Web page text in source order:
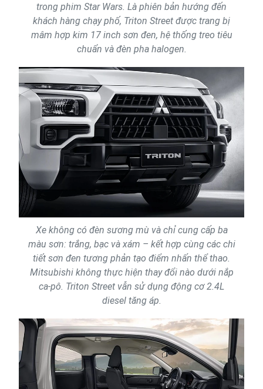
trong phim Star Wars. Là phiên bản hướng đến
khách hàng chạy phố, Triton Street được trang bị
mâm hợp kim 17 inch sơn đen, hệ thống treo tiêu
chuẩn và đèn pha halogen.
Xe không có đèn sương mù và chỉ cung cấp ba
màu sơn: trắng, bạc và xám – kết hợp cùng các chi
tiết sơn đen tương phản tạo điểm nhấn thể thao.
Mitsubishi không thực hiện thay đổi nào dưới nắp
ca-pô. Triton Street vẫn sử dụng động cơ 2.4L
diesel tăng áp.